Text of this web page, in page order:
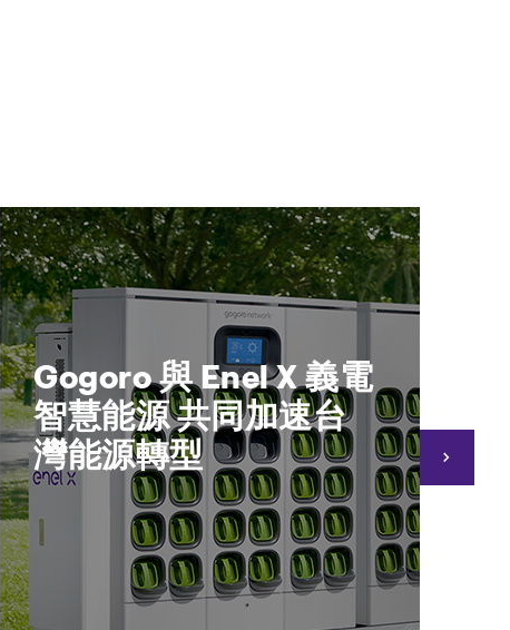
Gogoro 與 Enel X 義電
智慧能源 共同加速台
灣能源轉型